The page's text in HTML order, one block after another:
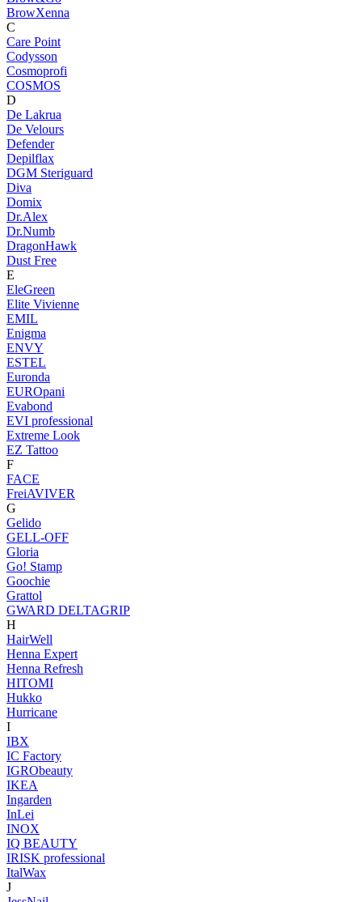
BrowXenna
C
Care Point
Codysson
Cosmoprofi
COSMOS
D
De Lakrua
De Velours
Defender
Depilflax
DGM Steriguard
Diva
Domix
Dr.Alex
Dr.Numb
DragonHawk
Dust Free
E
EleGreen
Elite Vivienne
EMIL
Enigma
ENVY
ESTEL
Euronda
EUROpani
Evabond
EVI professional
Extreme Look
EZ Tattoo
F
FACE
FreiAVIVER
G
Gelido
GELL-OFF
Gloria
Go! Stamp
Goochie
Grattol
GWARD DELTAGRIP
H
HairWell
Henna Expert
Henna Refresh
HITOMI
Hukko
Hurricane
I
IBX
IC Factory
IGRObeauty
IKEA
Ingarden
InLei
INOX
IQ BEAUTY
IRISK professional
ItalWax
J